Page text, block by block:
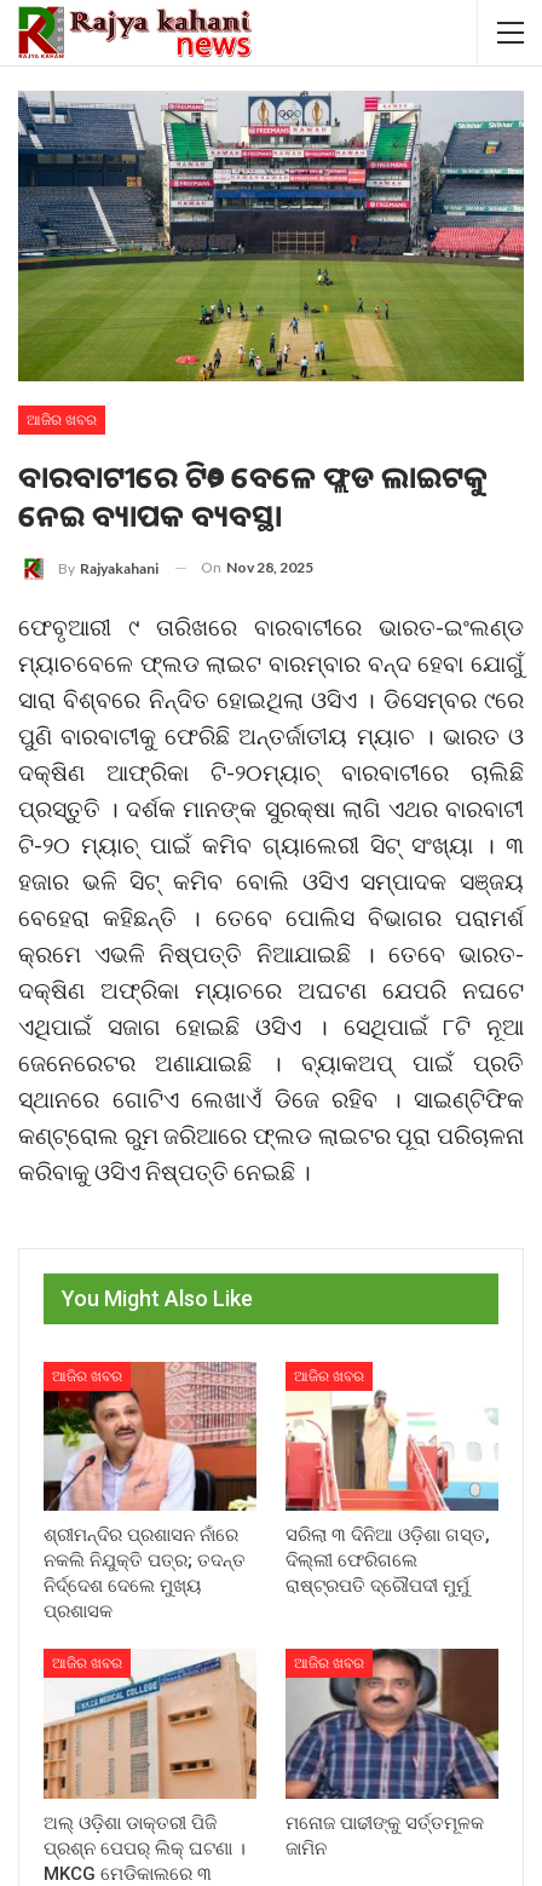
ଆଜିର ଖବର
ବାରବାଟୀରେ ଟି୨୦ ବେଳେ ଫ୍ଲଡ ଲାଇଟକୁ
ନେଇ ବ୍ୟାପକ ବ୍ୟବସ୍ଥା
By Rajyakahani On Nov 28, 2025
ଫେବୃଆରୀ ୯ ତାରିଖରେ ବାରବାଟୀରେ ଭାରତ-ଇଂଲଣ୍ଡ
ମ୍ୟାଚବେଳେ ଫ୍ଲଡ ଲାଇଟ ବାରମ୍ବାର ବନ୍ଦ ହେବା ଯୋଗୁଁ
ସାରା ବିଶ୍ବରେ ନିନ୍ଦିତ ହୋଇଥିଲା ଓସିଏ । ଡିସେମ୍ବର ୯ରେ
ପୁଣି ବାରବାଟୀକୁ ଫେରିଛି ଅନ୍ତର୍ଜାତୀୟ ମ୍ୟାଚ । ଭାରତ ଓ
ଦକ୍ଷିଣ ଆଫ୍ରିକା ଟି-୨୦ମ୍ୟାଚ୍ ବାରବାଟୀରେ ଚାଲିଛି
ପ୍ରସ୍ତୁତି । ଦର୍ଶକ ମାନଙ୍କ ସୁରକ୍ଷା ଲାଗି ଏଥର ବାରବାଟୀ
ଟି-୨୦ ମ୍ୟାଚ୍‌ ପାଇଁ କମିବ ଗ୍ୟାଲେରୀ ସିଟ୍ ସଂଖ୍ୟା । ୩
ହଜାର ଭଳି ସିଟ୍ କମିବ ବୋଲି ଓସିଏ ସମ୍ପାଦକ ସଞ୍ଜୟ
ବେହେରା କହିଛନ୍ତି । ତେବେ ପୋଲିସ ବିଭାଗର ପରାମର୍ଶ
କ୍ରମେ ଏଭଳି ନିଷ୍ପତ୍ତି ନିଆଯାଇଛି । ତେବେ ଭାରତ-
ଦକ୍ଷିଣ ଅଫ୍ରିକା ମ୍ୟାଚରେ ଅଘଟଣ ଯେପରି ନଘଟେ
ଏଥିପାଇଁ ସଜାଗ ହୋଇଛି ଓସିଏ । ସେଥିପାଇଁ ୮ଟି ନୂଆ
ଜେନେରେଟର ଅଣାଯାଇଛି । ବ୍ୟାକଅପ୍ ପାଇଁ ପ୍ରତି
ସ୍ଥାନରେ ଗୋଟିଏ ଲେଖାଏଁ ଡିଜେ ରହିବ । ସାଇଣ୍ଟିଫିକ
କଣ୍ଟ୍ରୋଲ ରୁମ ଜରିଆରେ ଫ୍ଲଡ ଲାଇଟର ପୂରା ପରିଚାଳନା
କରିବାକୁ ଓସିଏ ନିଷ୍ପତ୍ତି ନେଇଛି ।
You Might Also Like
ଆଜିର ଖବର
ଶ୍ରୀମନ୍ଦିର ପ୍ରଶାସନ ନାଁରେ
ନକଲି ନିଯୁକ୍ତି ପତ୍ର; ତଦନ୍ତ
ନିର୍ଦ୍ଦେଶ ଦେଲେ ମୁଖ୍ୟ
ପ୍ରଶାସକ
ଆଜିର ଖବର
ସରିଲା ୩ ଦିନିଆ ଓଡ଼ିଶା ଗସ୍ତ,
ଦିଲ୍ଲୀ ଫେରିଗଲେ
ରାଷ୍ଟ୍ରପତି ଦ୍ରୌପଦୀ ମୁର୍ମୁ
ଆଜିର ଖବର
ଅଲ୍ ଓଡ଼ିଶା ଡାକ୍ତରୀ ପିଜି
ପ୍ରଶ୍ନ ପେପର୍ ଲିକ୍ ଘଟଣା ।
MKCG ମେଡିକାଲରେ ୩
ଆଜିର ଖବର
ମନୋଜ ପାଢୀଙ୍କୁ ସର୍ତ୍ତମୂଳକ
ଜାମିନ